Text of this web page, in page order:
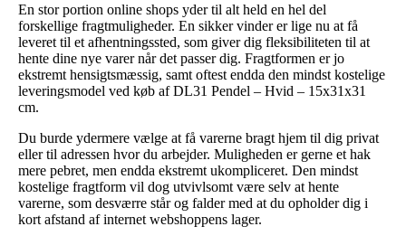
En stor portion online shops yder til alt held en hel del
forskellige fragtmuligheder. En sikker vinder er lige nu at få
leveret til et afhentningssted, som giver dig fleksibiliteten til at
hente dine nye varer når det passer dig. Fragtformen er jo
ekstremt hensigtsmæssig, samt oftest endda den mindst kostelige
leveringsmodel ved køb af DL31 Pendel – Hvid – 15x31x31
cm.
Du burde ydermere vælge at få varerne bragt hjem til dig privat
eller til adressen hvor du arbejder. Muligheden er gerne et hak
mere pebret, men endda ekstremt ukompliceret. Den mindst
kostelige fragtform vil dog utvivlsomt være selv at hente
varerne, som desværre står og falder med at du opholder dig i
kort afstand af internet webshoppens lager.